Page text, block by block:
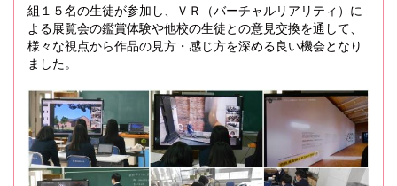
組１５名の生徒が参加し、ＶＲ（バーチャルリアリティ）に
よる展覧会の鑑賞体験や他校の生徒との意見交換を通して、
様々な視点から作品の見方・感じ方を深める良い機会となり
ました。